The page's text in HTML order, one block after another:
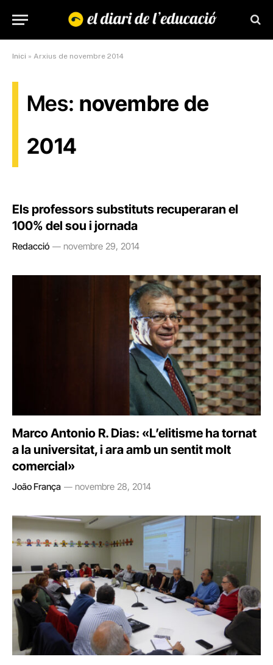
Inici » Arxius de novembre 2014
Mes: novembre de
2014
Els professors substituts recuperaran el
100% del sou i jornada
Redacció novembre 29, 2014
Marco Antonio R. Dias: «L’elitisme ha tornat
a la universitat, i ara amb un sentit molt
comercial»
João França novembre 28, 2014